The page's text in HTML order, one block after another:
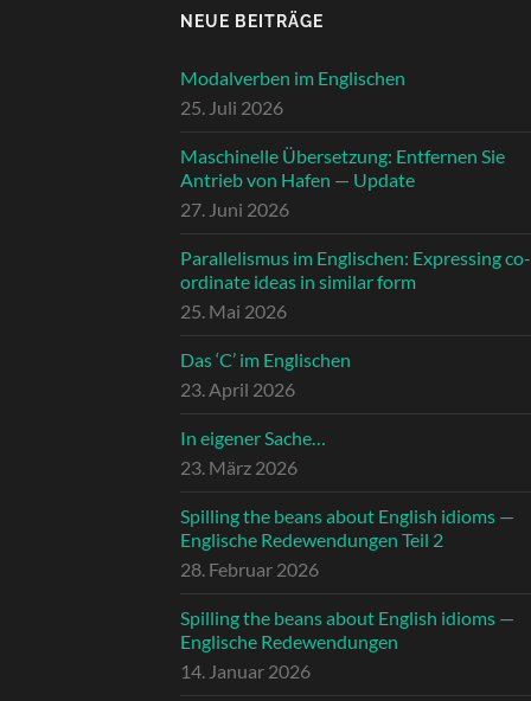
NEUE BEITRÄGE
Modalverben im Englischen
25. Juli 2026
Maschinelle Übersetzung: Entfernen Sie
Antrieb von Hafen — Update
27. Juni 2026
Parallelismus im Englischen: Expressing co-
ordinate ideas in similar form
25. Mai 2026
Das ‘C’ im Englischen
23. April 2026
In eigener Sache…
23. März 2026
Spilling the beans about English idioms —
Englische Redewendungen Teil 2
28. Februar 2026
Spilling the beans about English idioms —
Englische Redewendungen
14. Januar 2026